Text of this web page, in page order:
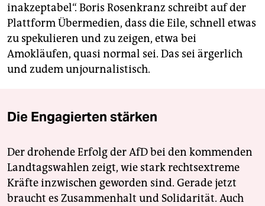
inakzeptabel“. Boris Rosenkranz schreibt auf der
Plattform Übermedien, dass die Eile, schnell etwas
zu spekulieren und zu zeigen, etwa bei
Amokläufen, quasi normal sei. Das sei ärgerlich
und zudem unjournalistisch.
Die Engagierten stärken
Der drohende Erfolg der AfD bei den kommenden
Landtagswahlen zeigt, wie stark rechtsextreme
Kräfte inzwischen geworden sind. Gerade jetzt
braucht es Zusammenhalt und Solidarität. Auch